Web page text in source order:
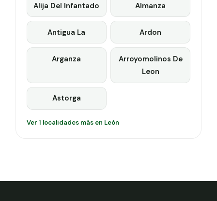
Alija Del Infantado Almanza
Antigua La Ardon
Arganza
Arroyomolinos De
Leon
Astorga
Ver 1 localidades más en León